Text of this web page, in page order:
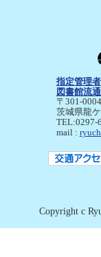
指定管理者
図書館流
〒301-0004
茨城県龍
TEL:0297-
mail :
Copyright c